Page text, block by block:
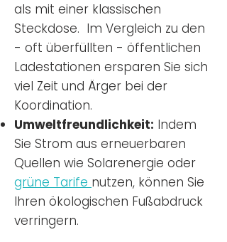
als mit einer klassischen
Steckdose. Im Vergleich zu den
- oft überfüllten - öffentlichen
Ladestationen ersparen Sie sich
viel Zeit und Ärger bei der
Koordination.
Umweltfreundlichkeit: Indem
Sie Strom aus erneuerbaren
Quellen wie Solarenergie oder
grüne Tarife nutzen, können Sie
Ihren ökologischen Fußabdruck
verringern.